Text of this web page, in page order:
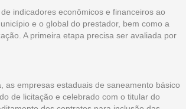
indicadores econômicos e financeiros ao
e o global do prestador, bem como a
A primeira etapa precisa ser avaliada por
empresas estaduais de saneamento básico
de licitação e celebrado com o titular do